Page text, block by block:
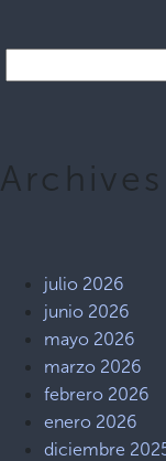
julio 2026
junio 2026
mayo 2026
marzo 2026
febrero 2026
enero 2026
diciembre